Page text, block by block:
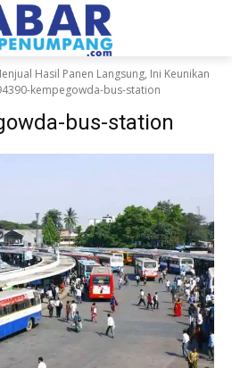
Hasil Panen Langsung, Ini Keunikan
kempegowda-bus-station
bus-station